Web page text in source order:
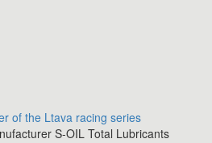
of the Ltava racing series
S-OIL Total Lubricants